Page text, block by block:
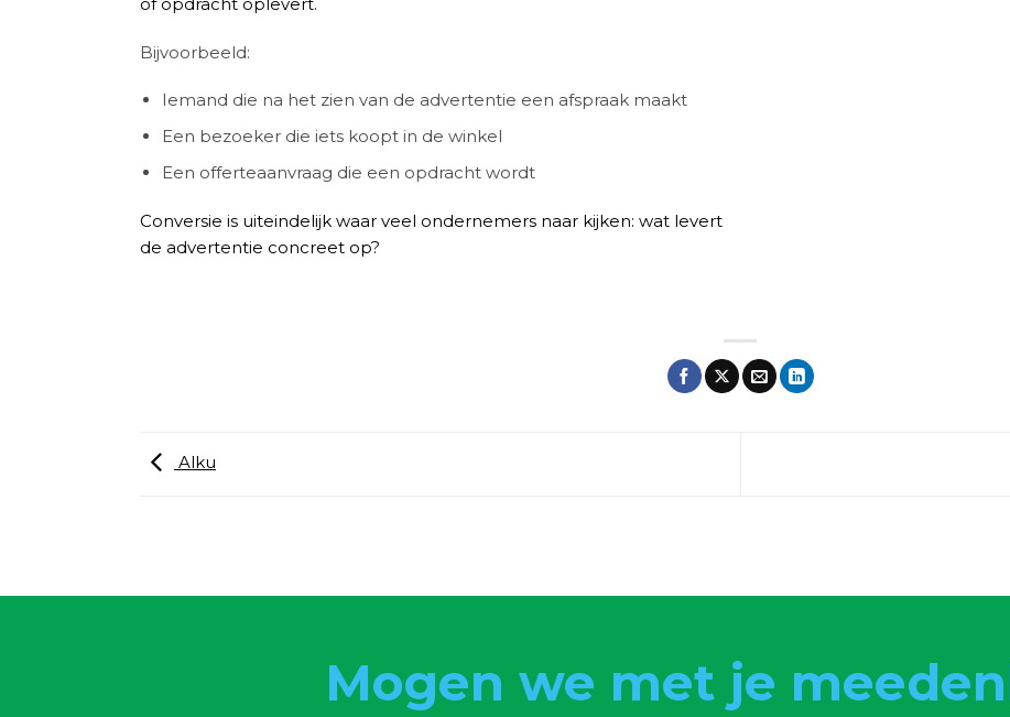
Bijvoorbeeld:
Iemand die na het zien van de advertentie een afspraak maakt
Een bezoeker die iets koopt in de winkel
Een offerteaanvraag die een opdracht wordt
Conversie is uiteindelijk waar veel ondernemers naar kijken: wat levert
de advertentie concreet op?
Alku
Mogen we met je